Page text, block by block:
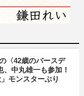
〈42歳のバースデ
中丸雄一も参加！
モンスターぶり